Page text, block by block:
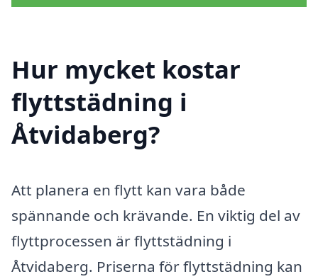
Hur mycket kostar
flyttstädning i
Åtvidaberg?
Att planera en flytt kan vara både
spännande och krävande. En viktig del av
flyttprocessen är flyttstädning i
Åtvidaberg. Priserna för flyttstädning kan